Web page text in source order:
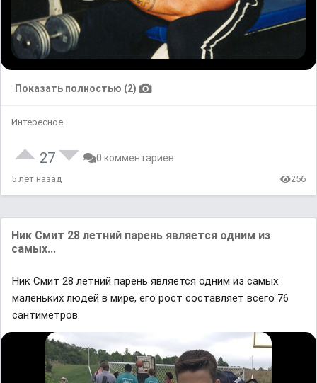
Показать полностью (2)
Интересное
27 0 комментариев
5 лет назад 256
Ник Смит 28 летний парень является одним из
самых...
Ник Смит 28 летний парень является одним из самых
маленьких людей в мире, его рост составляет всего 76
сантиметров.